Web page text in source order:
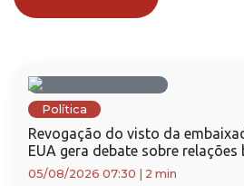
Política
Revogação do visto da
EUA gera debate sobre relações
05/08/2026 07:30 2 min